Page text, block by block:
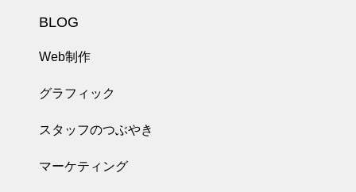
BLOG
Web制作
グラフィック
スタッフのつぶやき
マーケティング